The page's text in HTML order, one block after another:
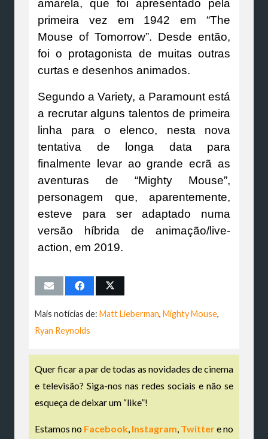
amarela, que foi apresentado pela
primeira vez em 1942 em “The
Mouse of Tomorrow”. Desde então,
foi o protagonista de muitas outras
curtas e desenhos animados.
Segundo a Variety, a Paramount está
a recrutar alguns talentos de primeira
linha para o elenco, nesta nova
tentativa de longa data para
finalmente levar ao grande ecrã as
aventuras de “Mighty Mouse”,
personagem que, aparentemente,
esteve para ser adaptado numa
versão híbrida de animação/live-
action, em 2019.
Mais notícias de: Matt Lieberman, Mighty Mouse,
Ryan Reynolds
Quer ficar a par de todas as novidades de cinema
e televisão? Siga-nos nas redes sociais e não se
esqueça de deixar um “like”!
Estamos no Facebook, Instagram, Twittere no